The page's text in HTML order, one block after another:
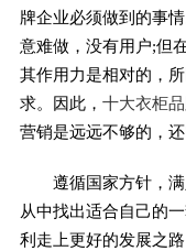
牌企业必须做到的事
意难做，没有用户;但
其作用力是相对的，
求。因此， 十大衣柜
营销是远远不够的，还
遵循国家方针，满
从中找出适合自己的
利走上更好的发展之